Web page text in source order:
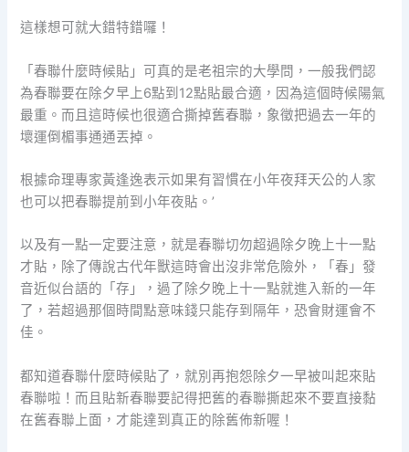
這樣想可就大錯特錯囉！
「春聯什麼時候貼」可真的是老祖宗的大學問，一般我們認
為春聯要在除夕早上6點到12點貼最合適，因為這個時候陽氣
最重。而且這時候也很適合撕掉舊春聯，象徵把過去一年的
壞運倒楣事通通丟掉。
根據命理專家黃逢逸表示如果有習慣在小年夜拜天公的人家
也可以把春聯提前到小年夜貼。’
以及有一點一定要注意，就是春聯切勿超過除夕晚上十一點
才貼，除了傳說古代年獸這時會出沒非常危險外，「春」發
音近似台語的「存」，過了除夕晚上十一點就進入新的一年
了，若超過那個時間點意味錢只能存到隔年，恐會財運會不
佳。
都知道春聯什麼時候貼了，就別再抱怨除夕一早被叫起來貼
春聯啦！而且貼新春聯要記得把舊的春聯撕起來不要直接黏
在舊春聯上面，才能達到真正的除舊佈新喔！